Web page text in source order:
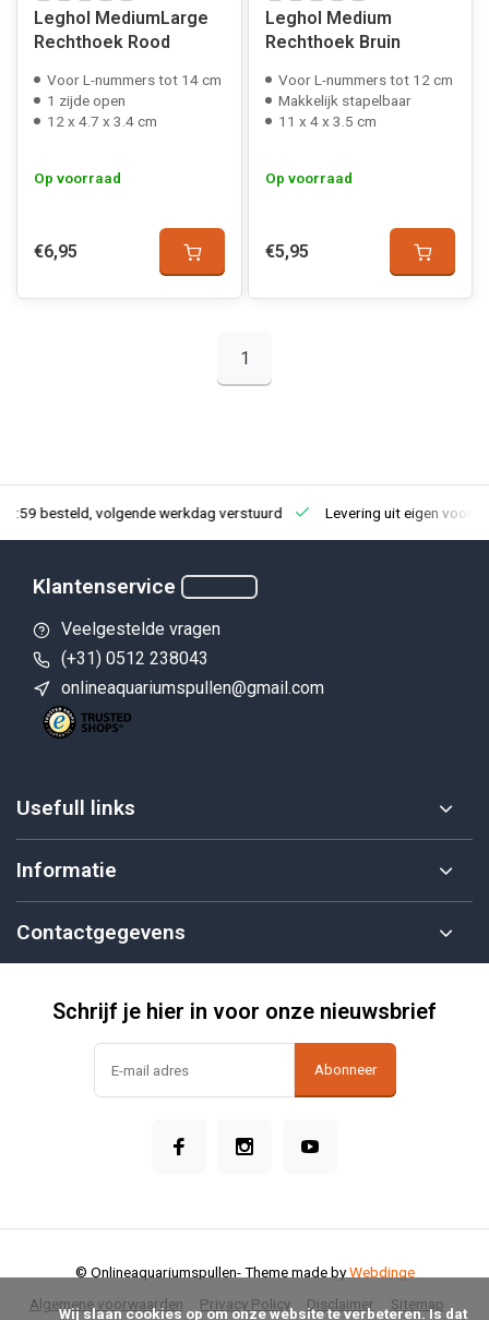
Leghol MediumLarge
Rechthoek Rood
Voor L-nummers tot 14 cm
1 zijde open
12 x 4.7 x 3.4 cm
Op voorraad
€6,95
Leghol Medium
Rechthoek Bruin
Voor L-nummers tot 12 cm
Makkelijk stapelbaar
11 x 4 x 3.5 cm
Op voorraad
€5,95
1
besteld, volgende werkdag verstuurd Levering uit eigen
Klantenservice
Veelgestelde vragen
(+31) 0512 238043
onlineaquariumspullen@gmail.com
Usefull links
Informatie
Contactgegevens
Schrijf je hier in voor onze nieuwsbrief
Abonneer
Algemene voorwaarden Privacy Policy Disclaimer Sitemap
© Onlineaquariumspullen- Theme made byWebdinge
            Wij slaan cookies op om onze website te verbeteren. Is dat